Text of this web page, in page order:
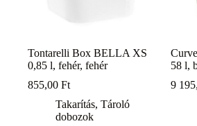
Tontarelli Box BELLA XS
0,85 l, fehér, fehér
855,00 Ft
Takarítás, Tároló
dobozok
58 l,
9